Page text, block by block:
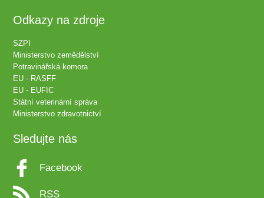
Odkazy na zdroje
SZPI
Ministerstvo zemědělství
Potravinářská komora
EU - RASFF
EU - EUFIC
Státní veterinární správa
Ministerstvo zdravotnictví
Sledujte nás
Facebook
RSS